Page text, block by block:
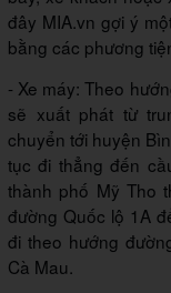
đây MIA.vn gợi ý
bằng các phương
- Xe máy: Theo
sẽ xuất phát từ
chuyển tới huyện
tục đi thẳng đến
thành phố Mỹ Tho
đường Quốc lộ 1A
đi theo hướng
Cà Mau.